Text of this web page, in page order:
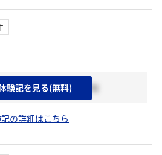
ート 2025年03月下旬
の詳細はこちら
験記を見る(無料)